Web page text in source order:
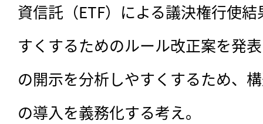
資信託（ETF）による議決権行使
すくするためのルール改正案を発
の開示を分析しやすくするため、
の導入を義務化する考え。